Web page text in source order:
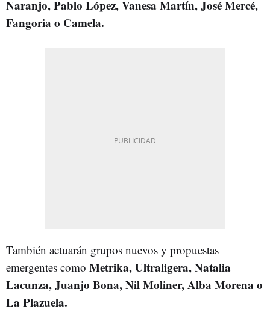
Naranjo, Pablo López, Vanesa Martín, José Mercé,
Fangoria o Camela.
También actuarán grupos nuevos y propuestas
emergentes como Metrika, Ultraligera, Natalia
Lacunza, Juanjo Bona, Nil Moliner, Alba Morena o
La Plazuela.